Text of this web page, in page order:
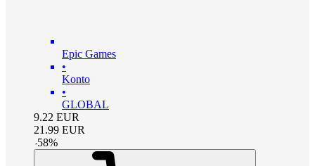
Epic Games
•
Konto
•
GLOBAL
9.22 EUR
21.99 EUR
-58%